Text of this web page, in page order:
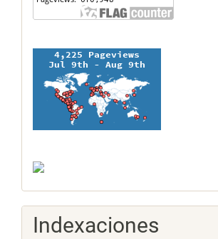
Indexaciones